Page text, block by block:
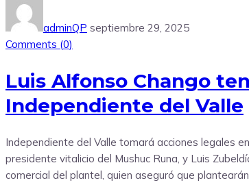
adminQP septiembre 29, 2025
Comments (0)
Luis Alfonso Chango
Independiente del Valle
Independiente del Valle tomará acciones legales
presidente vitalicio del Mushuc Runa, y Luis
comercial del plantel, quien aseguró que